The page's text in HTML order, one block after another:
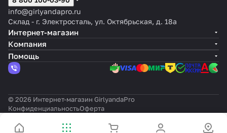
info@girlyandapro.ru
Склад - г. Электросталь, ул. Октябрьская, д. 18а
Интернет-магазин
Компания
Помощь
© 2026 Интернет-магазин GirlyandaPro
КонфиденциальностьОферта